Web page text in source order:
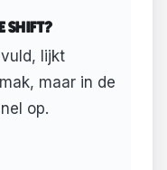
SHIFT?
lijkt
maar in de
op.